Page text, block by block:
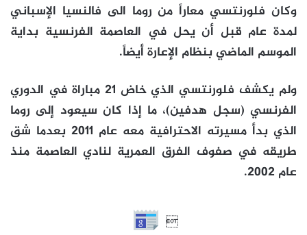
وكان فلورنتسي معاراً من روما الى فالنسيا الإسباني
لمدة عام قبل أن يحل في العاصمة الفرنسية بداية
الموسم الماضي بنظام الإعارة أيضاً.
ولم يكشف فلورنتسي الذي خاض 21 مباراة في الدوري
الفرنسي (سجل هدفين)، ما إذا كان سيعود إلى روما
الذي بدأ مسيرته الاحترافية معه عام 2011 بعدما شق
طريقه في صفوف الفرق العمرية لنادي العاصمة منذ
عام 2002.
